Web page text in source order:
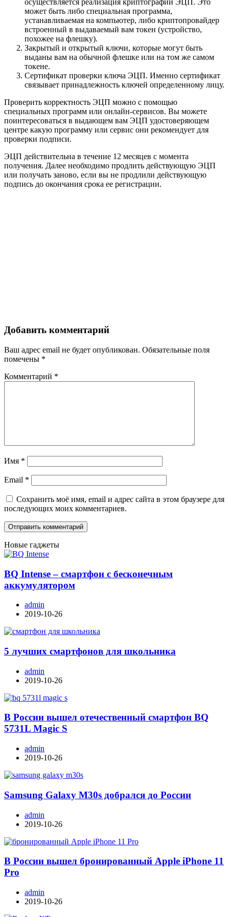
осуществляется реализация криптографии ЭЦП. Это
может быть либо специальная программа,
устанавливаемая на компьютер, либо криптопровайдер
встроенный в выдаваемый вам токен (устройство,
похожее на флешку).
Закрытый и открытый ключи, которые могут быть
выданы вам на обычной флешке или на том же самом
токене.
Сертификат проверки ключа ЭЦП. Именно сертификат
связывает принадлежность ключей определенному лицу.
Проверить корректность ЭЦП можно с помощью
специальных программ или онлайн-сервисов. Вы можете
поинтересоваться в выдающем вам ЭЦП удостоверяющем
центре какую программу или сервис они рекомендует для
проверки подписи.
ЭЦП действительна в течение 12 месяцев с момента
получения. Далее необходимо продлить действующую ЭЦП
или получать заново, если вы не продлили действующую
подпись до окончания срока ее регистрации.
Добавить комментарий
Ваш адрес email не будет опубликован. Обязательные поля
помечены *
Комментарий *
Имя *
Email *
Сохранить моё имя, email и адрес сайта в этом браузере для
последующих моих комментариев.
Новые гаджеты
BQ Intense – смартфон с бесконечным
аккумулятором
admin
2019-10-26
5 лучших смартфонов для школьника
admin
2019-10-26
В России вышел отечественный смартфон BQ
5731L Magic S
admin
2019-10-26
Samsung Galaxy M30s добрался до России
admin
2019-10-26
В России вышел бронированный Apple iPhone 11
Pro
admin
2019-10-26